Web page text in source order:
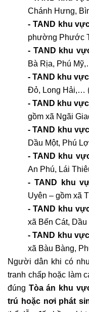
Chánh Hưng,
- TAND khu
phường Phước
- TAND khu
Bà Rịa, Phú
- TAND khu
Đỏ, Long Hải,…
- TAND khu
gồm xã Ngãi
- TAND khu
Dầu Một, Phú
- TAND khu
An Phú, Lái
- TAND khu
Uyên – gồm xã
- TAND khu
xã Bến Cát,
- TAND khu
xã Bàu Bàng,
Người dân khi có
tranh chấp hoặc làm
đúng Tòa án khu
trú hoặc nơi phát